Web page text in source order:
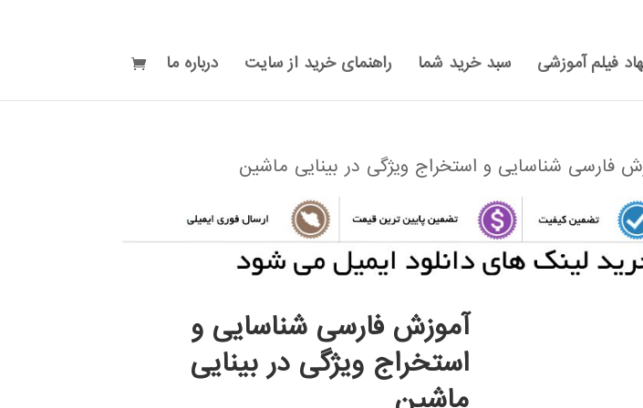
فیلم آموزشی سبد خرید شما راهنمای خرید از سایت درباره ما
فارسی شناسایی و استخراج ویژگی در بینایی ماشین
آموزش فارسی شناسایی و
استخراج ویژگی در بینایی